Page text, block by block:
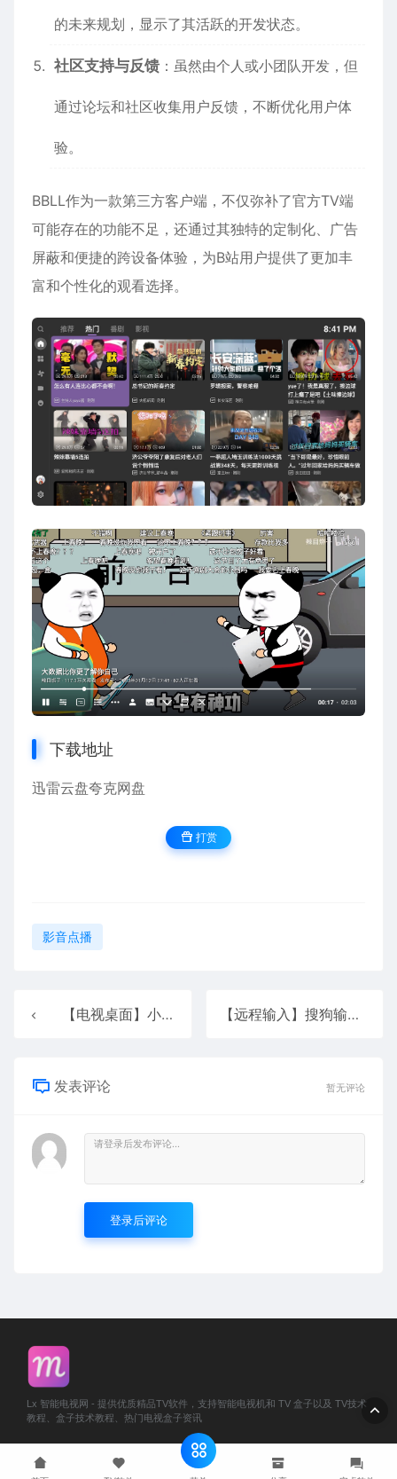
的未来规划，显示了其活跃的开发状态。
社区支持与反馈 ：虽然由个人或小团队开发，但
通过论坛和社区收集用户反馈，不断优化用户体
验。
BBLL作为一款第三方客户端，不仅弥补了官方TV端
可能存在的功能不足，还通过其独特的定制化、广告
屏蔽和便捷的跨设备体验，为B站用户提供了更加丰
富和个性化的观看选择。
下载地址
迅雷云盘夸克网盘
打赏
影音点播
【电视桌面】小柚桌面 v1.1 【远程输入】搜狗输入法TV版
发表评论 暂无评论
登录后评论
Lx 智能电视网 - 提供优质精品TV软件，支持智能电视机和 TV 盒子以及 TV技术
教程、盒子技术教程、热门电视盒子资讯
© 2024 LxMost 网站地图 鄂 ICP 备 2024063349 号-1